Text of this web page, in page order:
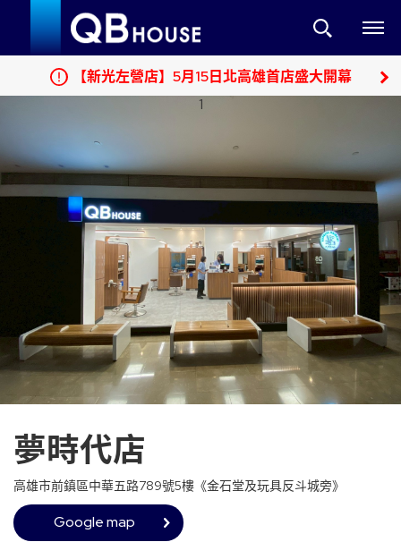
【新光左營店】5月15日北高雄首店盛大開幕
1
夢時代店
高雄市前鎮區中華五路789號5樓《金石堂及玩具反斗城旁》
Google map